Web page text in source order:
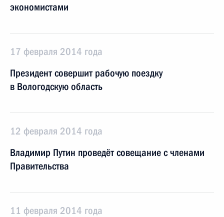
экономистами
17 февраля 2014 года
Президент совершит рабочую поездку
в Вологодскую область
12 февраля 2014 года
Владимир Путин проведёт совещание с членами
Правительства
11 февраля 2014 года